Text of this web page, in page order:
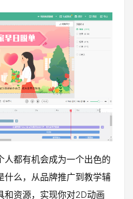
人都有机会成为一个出色的
什么，从品牌推广到教学辅
和资源，实现你对2D动画